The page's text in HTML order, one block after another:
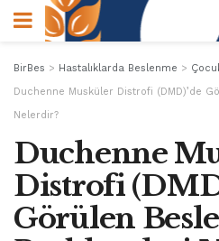
BirBes > Hastalıklarda Beslenme >
Duchenne Musküler Distrofi (DMD)’de
Nelerdir?
Duchenne
Distrofi
Görülen